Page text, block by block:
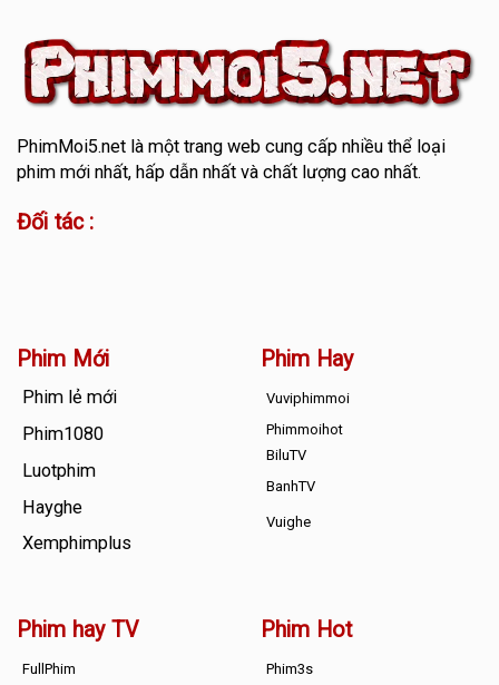
PhimMoi5.netlà một trang web cung cấp nhiều thể loại
phim mới nhất, hấp dẫn nhất và chất lượng cao nhất.
Đối tác :
Phim Mới
Phim lẻ mới
Phim1080
Luotphim
Hayghe
Xemphimplus
Phim Hay
Vuviphimmoi
Phimmoihot
BiluTV
BanhTV
Vuighe
Phim hay TV
FullPhim
Phim Hot
Phim3s